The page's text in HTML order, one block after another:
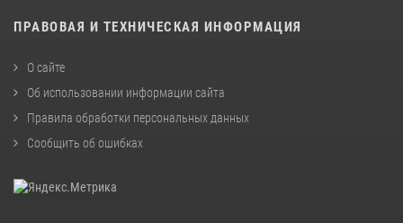
ПРАВОВАЯ И ТЕХНИЧЕСКАЯ ИНФОРМАЦИЯ
О сайте
Об использовании информации сайта
Правила обработки персональных данных
Сообщить об ошибках